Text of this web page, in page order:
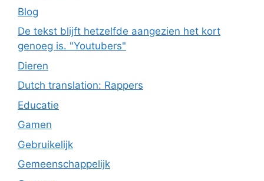
Blog
De tekst blijft hetzelfde aangezien het kort
genoeg is. "Youtubers"
Dieren
Dutch translation: Rappers
Educatie
Gamen
Gebruikelijk
Gemeenschappelijk